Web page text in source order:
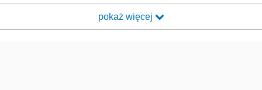
pokaż więcej